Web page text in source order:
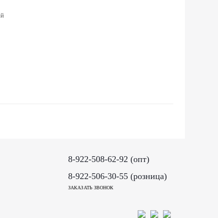
8-922-508-62-92 (опт)
8-922-506-30-55 (розница)
ЗАКАЗАТЬ ЗВОНОК